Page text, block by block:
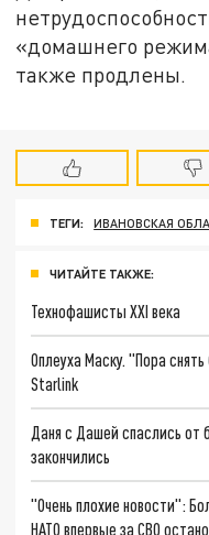
«домашнего
также продлены.
ТЕГИ: ИВАНОВСКАЯ
ЧИТАЙТЕ ТАКЖЕ:
Технофашисты XXI века
Оплеуха Маску. "Пора
Starlink
Даня с Дашей спаслись от
закончились
"Очень плохие новости":
НАТО впервые за СВО